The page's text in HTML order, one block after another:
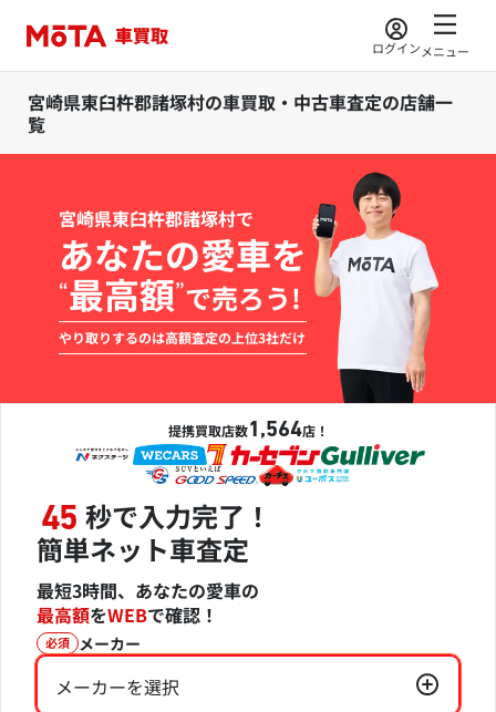
ログインメニュー
宮崎県東臼杵郡諸塚村の車買取・中古車査定の店舗一
覧
宮崎県東臼杵郡諸塚村で
あなたの愛車を
“最高額”で売ろう!
やり取りするのは高額査定の上位3社だけ
提携買取店数1,564店！
45 秒で入力完了！
簡単ネット車査定
最短3時間、あなたの愛車の
最高額をWEBで確認！
必須 メーカー
メーカーを選択